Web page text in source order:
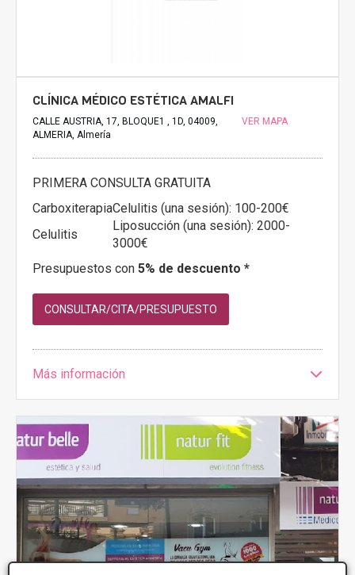
CLÍNICA MÉDICO ESTÉTICA AMALFI
CALLE AUSTRIA, 17, BLOQUE1 , 1D, 04009,
ALMERIA, Almería
VER MAPA
PRIMERA CONSULTA GRATUITA
CarboxiterapiaCelulitis (una sesión): 100-200€
Celulitis
Liposucción (una sesión): 2000-
3000€
Presupuestos con 5% de descuento *
CONSULTAR/CITA/PRESUPUESTO
Más información